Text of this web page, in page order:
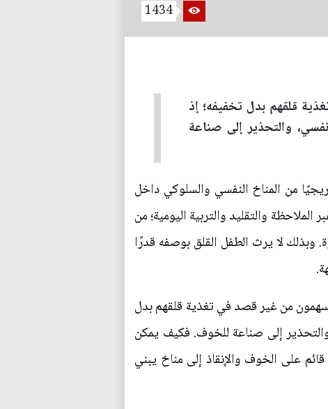
1434
قلقهم بدل تخفيفه؛ إذ
نفسي، والتحذير إلى صناعة
من المناخ النفسي والسلوكي داخل
والتقليد والتربية اليومية؛ من
وبذلك لا يرث الطفل القلق بوصفه قدرًا
يسهمون من غير قصد في تغذية قلقهم بدل
والتحذير إلى صناعة للخوف. فكيف يمكن
على الخوف والإنقاذ إلى مناخ يبني